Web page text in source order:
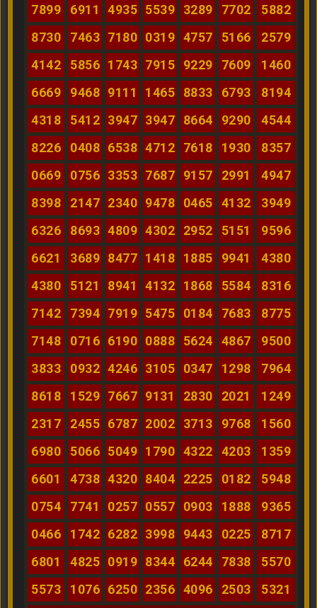
7899
6911 4935 5539 3289 7702
5882
8730
7463 7180 0319 4757 5166
2579
4142
5856 1743 7915 9229 7609
1460
6669
9468 9111 1465 8833 6793
8194
4318
5412 3947 3947 8664 9290
4544
8226
0408 6538 4712 7618 1930
8357
0669
0756 3353 7687 9157 2991
4947
8398
2147 2340 9478 0465 4132
3949
6326
8693 4809 4302 2952 5151
9596
6621
3689 8477 1418 1885 9941
4380
4380
5121 8941 4132 1868 5584
8316
7142
7394 7919 5475 0184 7683
8775
7148
0716 6190 0888 5624 4867
9500
3833
0932 4246 3105 0347 1298
7964
8618
1529 7667 9131 2830 2021
1249
2317
2455 6787 2002 3713 9768
1560
6980
5066 5049 1790 4322 4203
1359
6601
4738 4320 8404 2225 0182
5948
0754
7741 0257 0557 0903 1888
9365
0466
1742 6282 3998 9443 0225
8717
6801
4825 0919 8344 6244 7838
5570
5573
1076 6250 2356 4096 2503
5321